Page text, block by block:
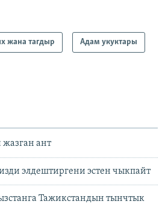
жана тагдыр Адам укуктары
ант
элдештиргени эстен чыкпайт
Тажикстандын тынчтык